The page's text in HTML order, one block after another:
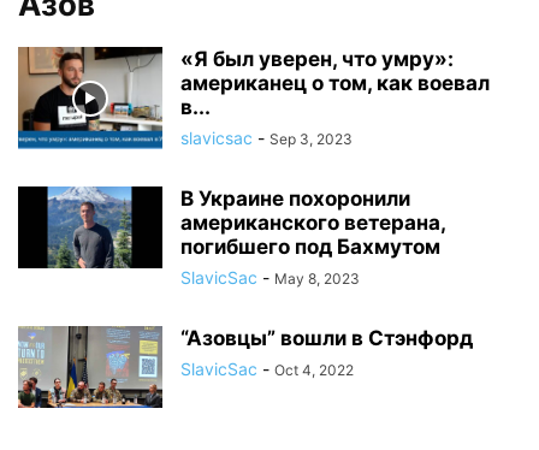
«Я был уверен, что умру»:
американец о том, как воевал
в...
slavicsac - Sep 3, 2023
В Украине похоронили
американского ветерана,
погибшего под Бахмутом
SlavicSac - May 8, 2023
“Азовцы” вошли в Стэнфорд
SlavicSac - Oct 4, 2022